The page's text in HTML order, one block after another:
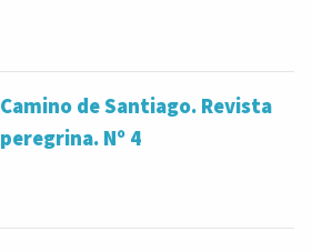
Camino de Santiago. Revista
peregrina. Nº 4